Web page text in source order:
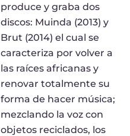
produce y graba dos
discos: Muinda (2013) y
Brut (2014) el cual se
caracteriza por volver a
las raíces africanas y
renovar totalmente su
forma de hacer música;
mezclando la voz con
objetos reciclados, los